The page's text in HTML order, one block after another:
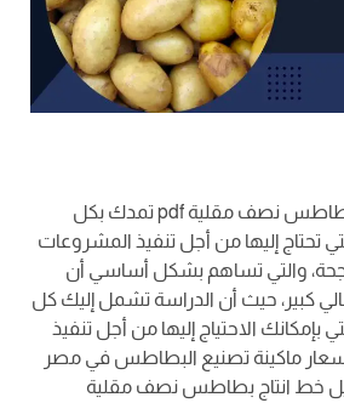
دراسة جدوى مصنع بطاطس نصف مقلية pdf تمدك بكل
تحتاج إليها من أجل تنفيذ المشروعات
والتي تساهم بشكل أساسي أن
كبير، حيث أن الدراسة تشمل إليك كل
بإمكانك الاحتياج إليها من أجل تنفيذ
ماكينة تصنيع البطاطس في مصر
خط انتاج بطاطس نصف مقلية